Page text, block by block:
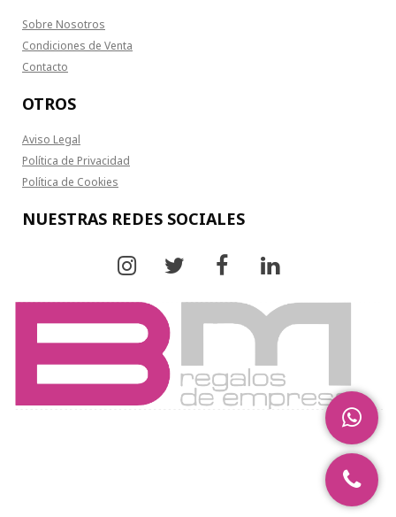
Sobre Nosotros
Condiciones de Venta
Contacto
OTROS
Aviso Legal
Política de Privacidad
Política de Cookies
NUESTRAS REDES SOCIALES